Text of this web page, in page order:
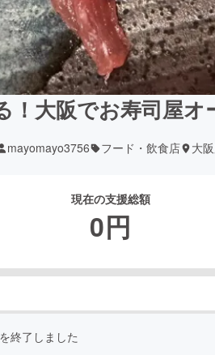
！大阪でお寿司屋オ
mayomayo3756 フード・飲食店 大
現在の支援総額
0円
終了しました